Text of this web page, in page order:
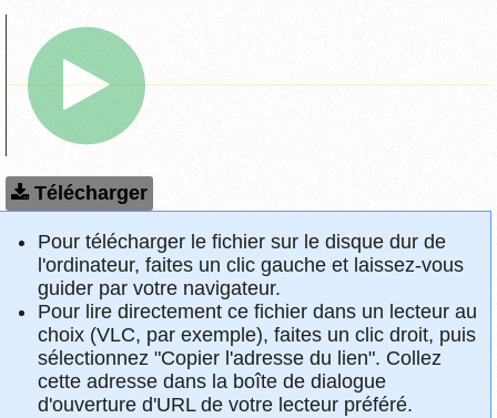
Télécharger
Pour télécharger le fichier sur le disque dur de
l'ordinateur, faites un clic gauche et laissez-vous
guider par votre navigateur.
Pour lire directement ce fichier dans un lecteur au
choix (VLC, par exemple), faites un clic droit, puis
sélectionnez "Copier l'adresse du lien". Collez
cette adresse dans la boîte de dialogue
d'ouverture d'URL de votre lecteur préféré.